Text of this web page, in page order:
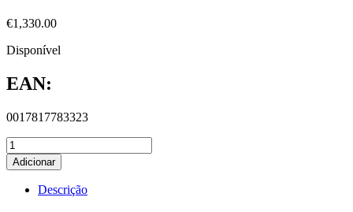
€1,330.00
Disponível
EAN:
0017817783323
Adicionar
Descrição